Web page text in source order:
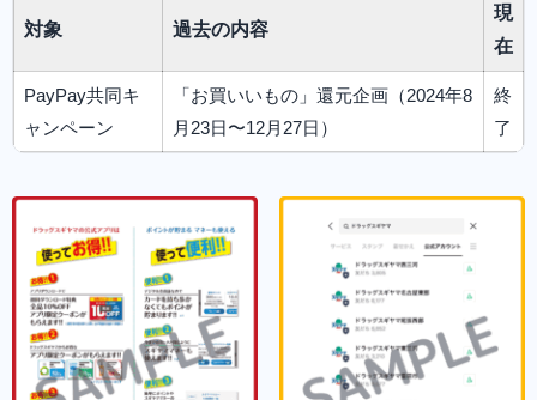
対象 過去の内容
現
在
PayPay共同キ
ャンペーン
「お買いいもの」還元企画（2024年8
月23日〜12月27日）
終
了